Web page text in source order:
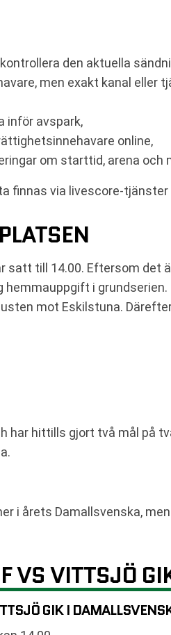
den aktuella
men exakt kanal eller
inför avspark,
online,
om starttid, arena och
finnas via livescore-
satt till 14.00. Eftersom
hemmauppgift i grundserien.
mot Eskilstuna.
har hittills gjort två mål på
i årets Damallsvenska,
VS VITTSJÖ
GIK I